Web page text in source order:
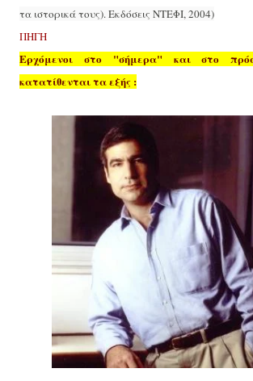
τα ιστορικά τους). Εκδόσεις ΝΤΕΦΙ, 2004)
ΠΗΓΗ
Ερχόμενοι στο "σήμερα" και στο
κατατίθενται τα εξής :